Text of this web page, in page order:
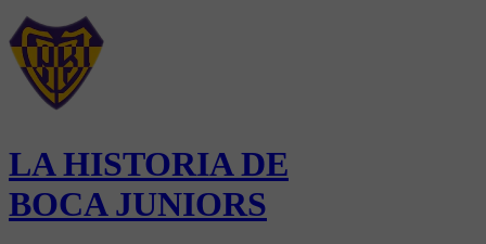
LA HISTORIA DE
BOCA JUNIORS